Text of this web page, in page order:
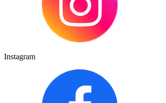
Instagram